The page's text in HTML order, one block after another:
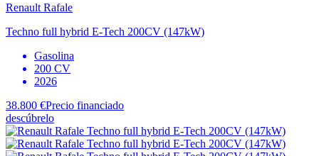
Renault Rafale
Techno full hybrid E-Tech 200CV (147kW)
Gasolina
200 CV
2026
38.800 €Precio financiado
descúbrelo